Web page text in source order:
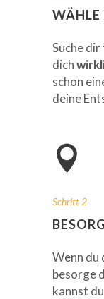
WÄHLE
Suche dir
dich
schon
deine
Schritt 2
Wenn du
besorge
kannst